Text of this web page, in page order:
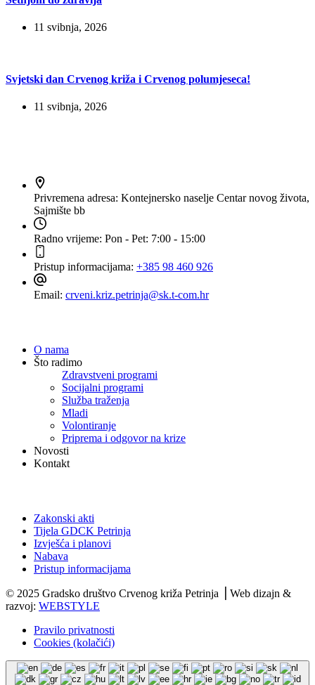
11 svibnja, 2026
Svjetski dan Crvenog križa i Crvenog polumjeseca!
11 svibnja, 2026
Privremena adresa: Kontejnersko naselje Centar novog života,
Sajmište bb
Radno vrijeme: Pon - Pet: 7:00 - 15:00
Pristup informacijama: +385 98 460 926
Email: crveni.kriz.petrinja@sk.t-com.hr
O nama
Što radimo
Zdravstveni programi
Socijalni programi
Služba traženja
Mladi
Volontiranje
Priprema i odgovor na krize
Novosti
Kontakt
Zakonski akti
Tijela GDCK Petrinja
Izvješća i planovi
Nabava
Pristup informacijama
© 2025 Gradsko društvo Crvenog križa Petrinja ⎟ Web dizajn &
razvoj: WEBSTYLE
Pravilo privatnosti
Cookies (kolačići)